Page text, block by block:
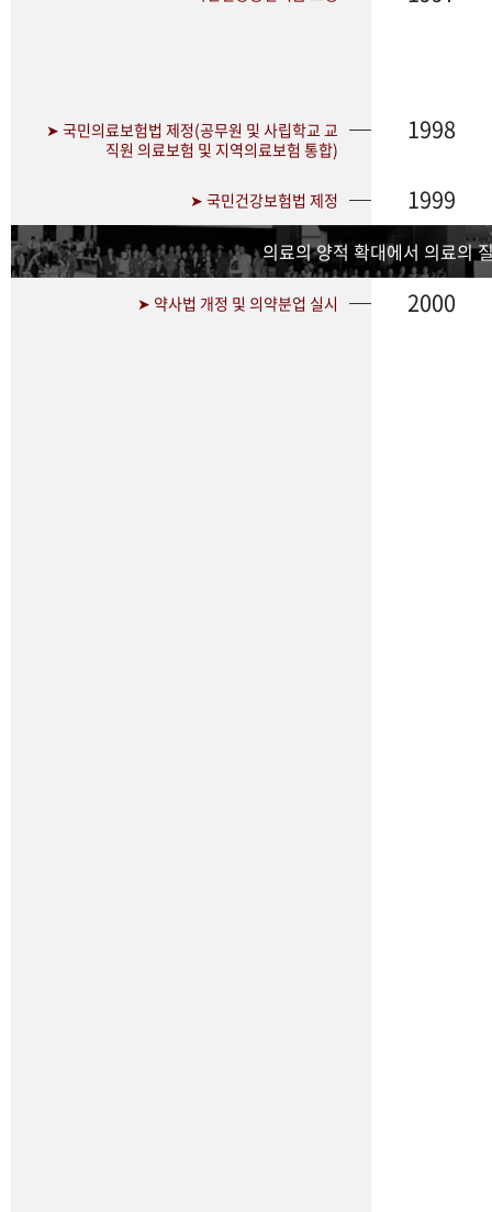
➤ 국민의료보험법 제정(공무원 및 사립학교 교
직원 의료보험 및 지역의료보험 통합)
1998
➤ 국민건강보험법 제정 1999
의료의 양적 확대에서 의료의
➤ 약사법 개정 및 의약분업 실시 2000